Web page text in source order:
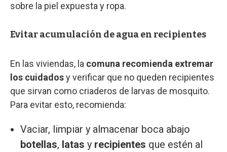
sobre la piel expuesta y ropa.
Evitar acumulación de agua en recipientes
En las viviendas, la comuna recomienda extremar
los cuidadosy verificar que no queden recipientes
que sirvan como criaderos de larvas de mosquito.
Para evitar esto, recomienda:
Vaciar, limpiar y almacenar boca abajo
botellas, latas y recipientes que estén al